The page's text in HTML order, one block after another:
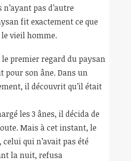
pas d’autre
fit exactement ce que
vieil homme.
premier regard du paysan
pour son âne. Dans un
il découvrit qu’il était
les 3 ânes, il décida de
Mais à cet instant, le
qui n’avait pas été
la nuit, refusa